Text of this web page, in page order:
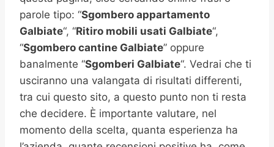
parole tipo: “Sgombero appartamento
Galbiate“, “Ritiro mobili usati Galbiate“,
“Sgombero cantine Galbiate” oppure
banalmente “Sgomberi Galbiate“. Vedrai che ti
usciranno una valangata di risultati differenti,
tra cui questo sito, a questo punto non ti resta
che decidere. È importante valutare, nel
momento della scelta, quanta esperienza ha